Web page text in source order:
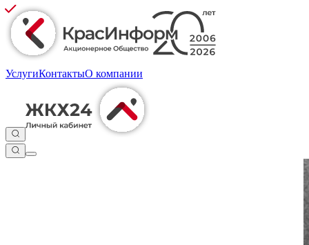
УслугиКонтактыО компании